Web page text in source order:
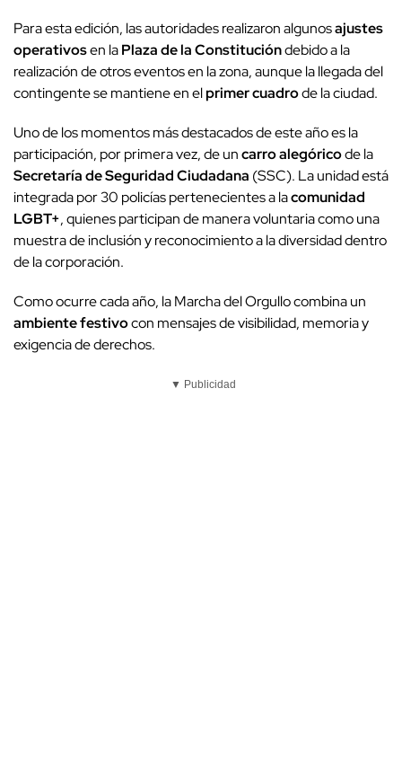
Para esta edición, las autoridades realizaron algunosajustes
operativosen laPlaza de la Constitucióndebido a la
realización de otros eventos en la zona, aunque la llegada del
contingente se mantiene en elprimer cuadrode la ciudad.
Uno de los momentos más destacados de este año es la
participación, por primera vez, de uncarro alegóricode la
Secretaría de Seguridad Ciudadana (SSC). La unidad está
integrada por 30 policías pertenecientes a lacomunidad
LGBT+, quienes participan de manera voluntaria como una
muestra de inclusión y reconocimiento a la diversidad dentro
de la corporación.
Como ocurre cada año, la Marcha del Orgullo combina un
ambiente festivocon mensajes de visibilidad, memoria y
exigencia de derechos.
▼ Publicidad